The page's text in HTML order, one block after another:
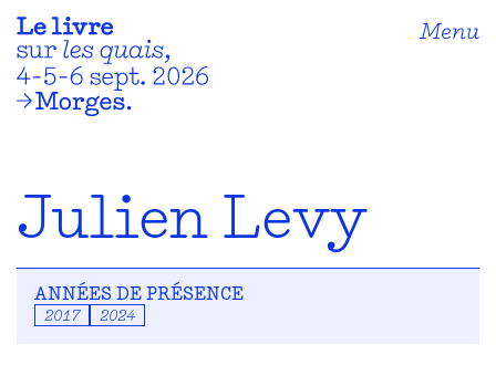
Menu
Julien Levy
ANNÉES DE PRÉSENCE
2017 2024